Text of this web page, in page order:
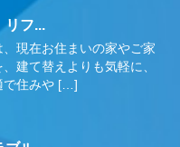
リフ...
現在お住まいの家やご家
建て替えよりも気軽に、
で住みや […]